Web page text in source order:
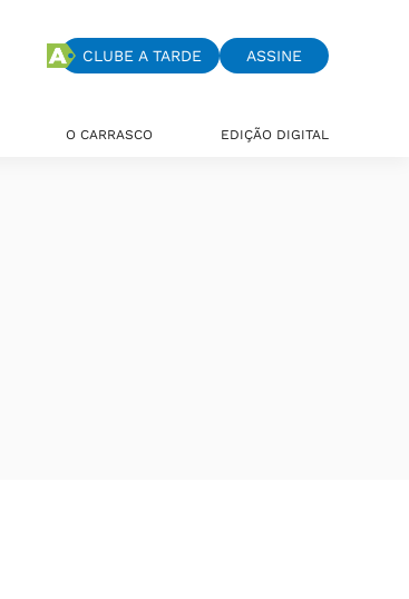
CLUBE A TARDE ASSINE
O CARRASCO EDIÇÃO DIGITAL